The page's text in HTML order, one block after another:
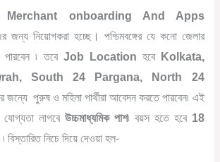
Merchant onboarding And Apps
জন্যনিয়োগকরা হচ্ছে। পশ্চিমবঙ্গের যে কনো জেলার
পারবেন ৷ তবেJob Location হবে Kolkata,
South 24 Pargana, North 24
জন্যে পুরুষ ও মহিলা পার্থীরা আবেদন করতে পারবেন৷ এই
লাগবে উচ্চমাধ্যমিক পাশ৷ বয়স হতে হবে 18
বিস্তারিত নিচে দিয়ে দেওয়া হল-